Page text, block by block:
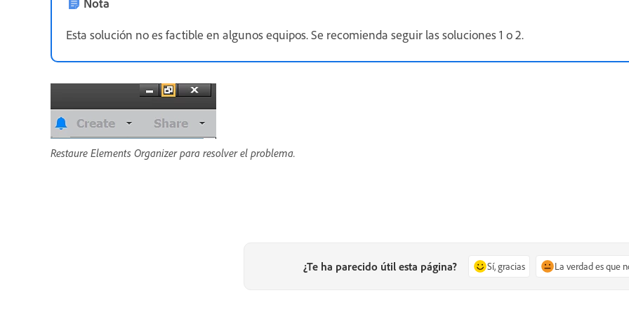
Esta solución no es factible en algunos equipos. Se recomienda seguir las soluciones 1 o 2.
Restaure Elements Organizer para resolver el problema.
¿Te ha parecido útil esta página? Sí, gracias La verdad es que